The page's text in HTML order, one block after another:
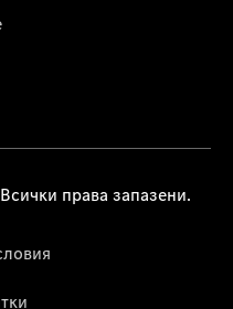
права запазени.